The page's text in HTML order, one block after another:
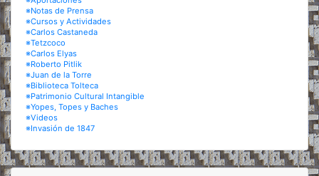
※Notas de Prensa
※Cursos y Actividades
※Carlos Castaneda
※Tetzcoco
※Carlos Elyas
※Roberto Pitlik
※Juan de la Torre
※Biblioteca Tolteca
※Patrimonio Cultural Intangible
※Yopes, Topes y Baches
※Videos
※Invasión de 1847